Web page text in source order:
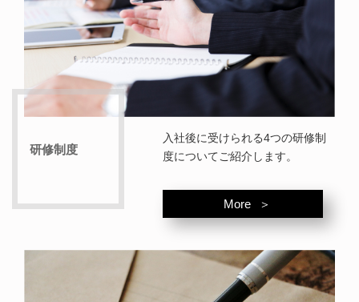
研修制度
入社後に受けられる4つの研修制
度についてご紹介します。
More